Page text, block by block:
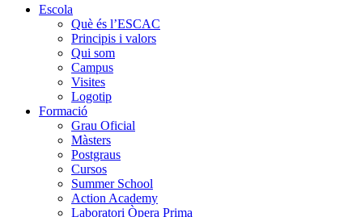
Escola
Què és l’ESCAC
Principis i valors
Qui som
Campus
Visites
Logotip
Formació
Grau Oficial
Màsters
Postgraus
Cursos
Summer School
Action Academy
Laboratori Òpera Prima